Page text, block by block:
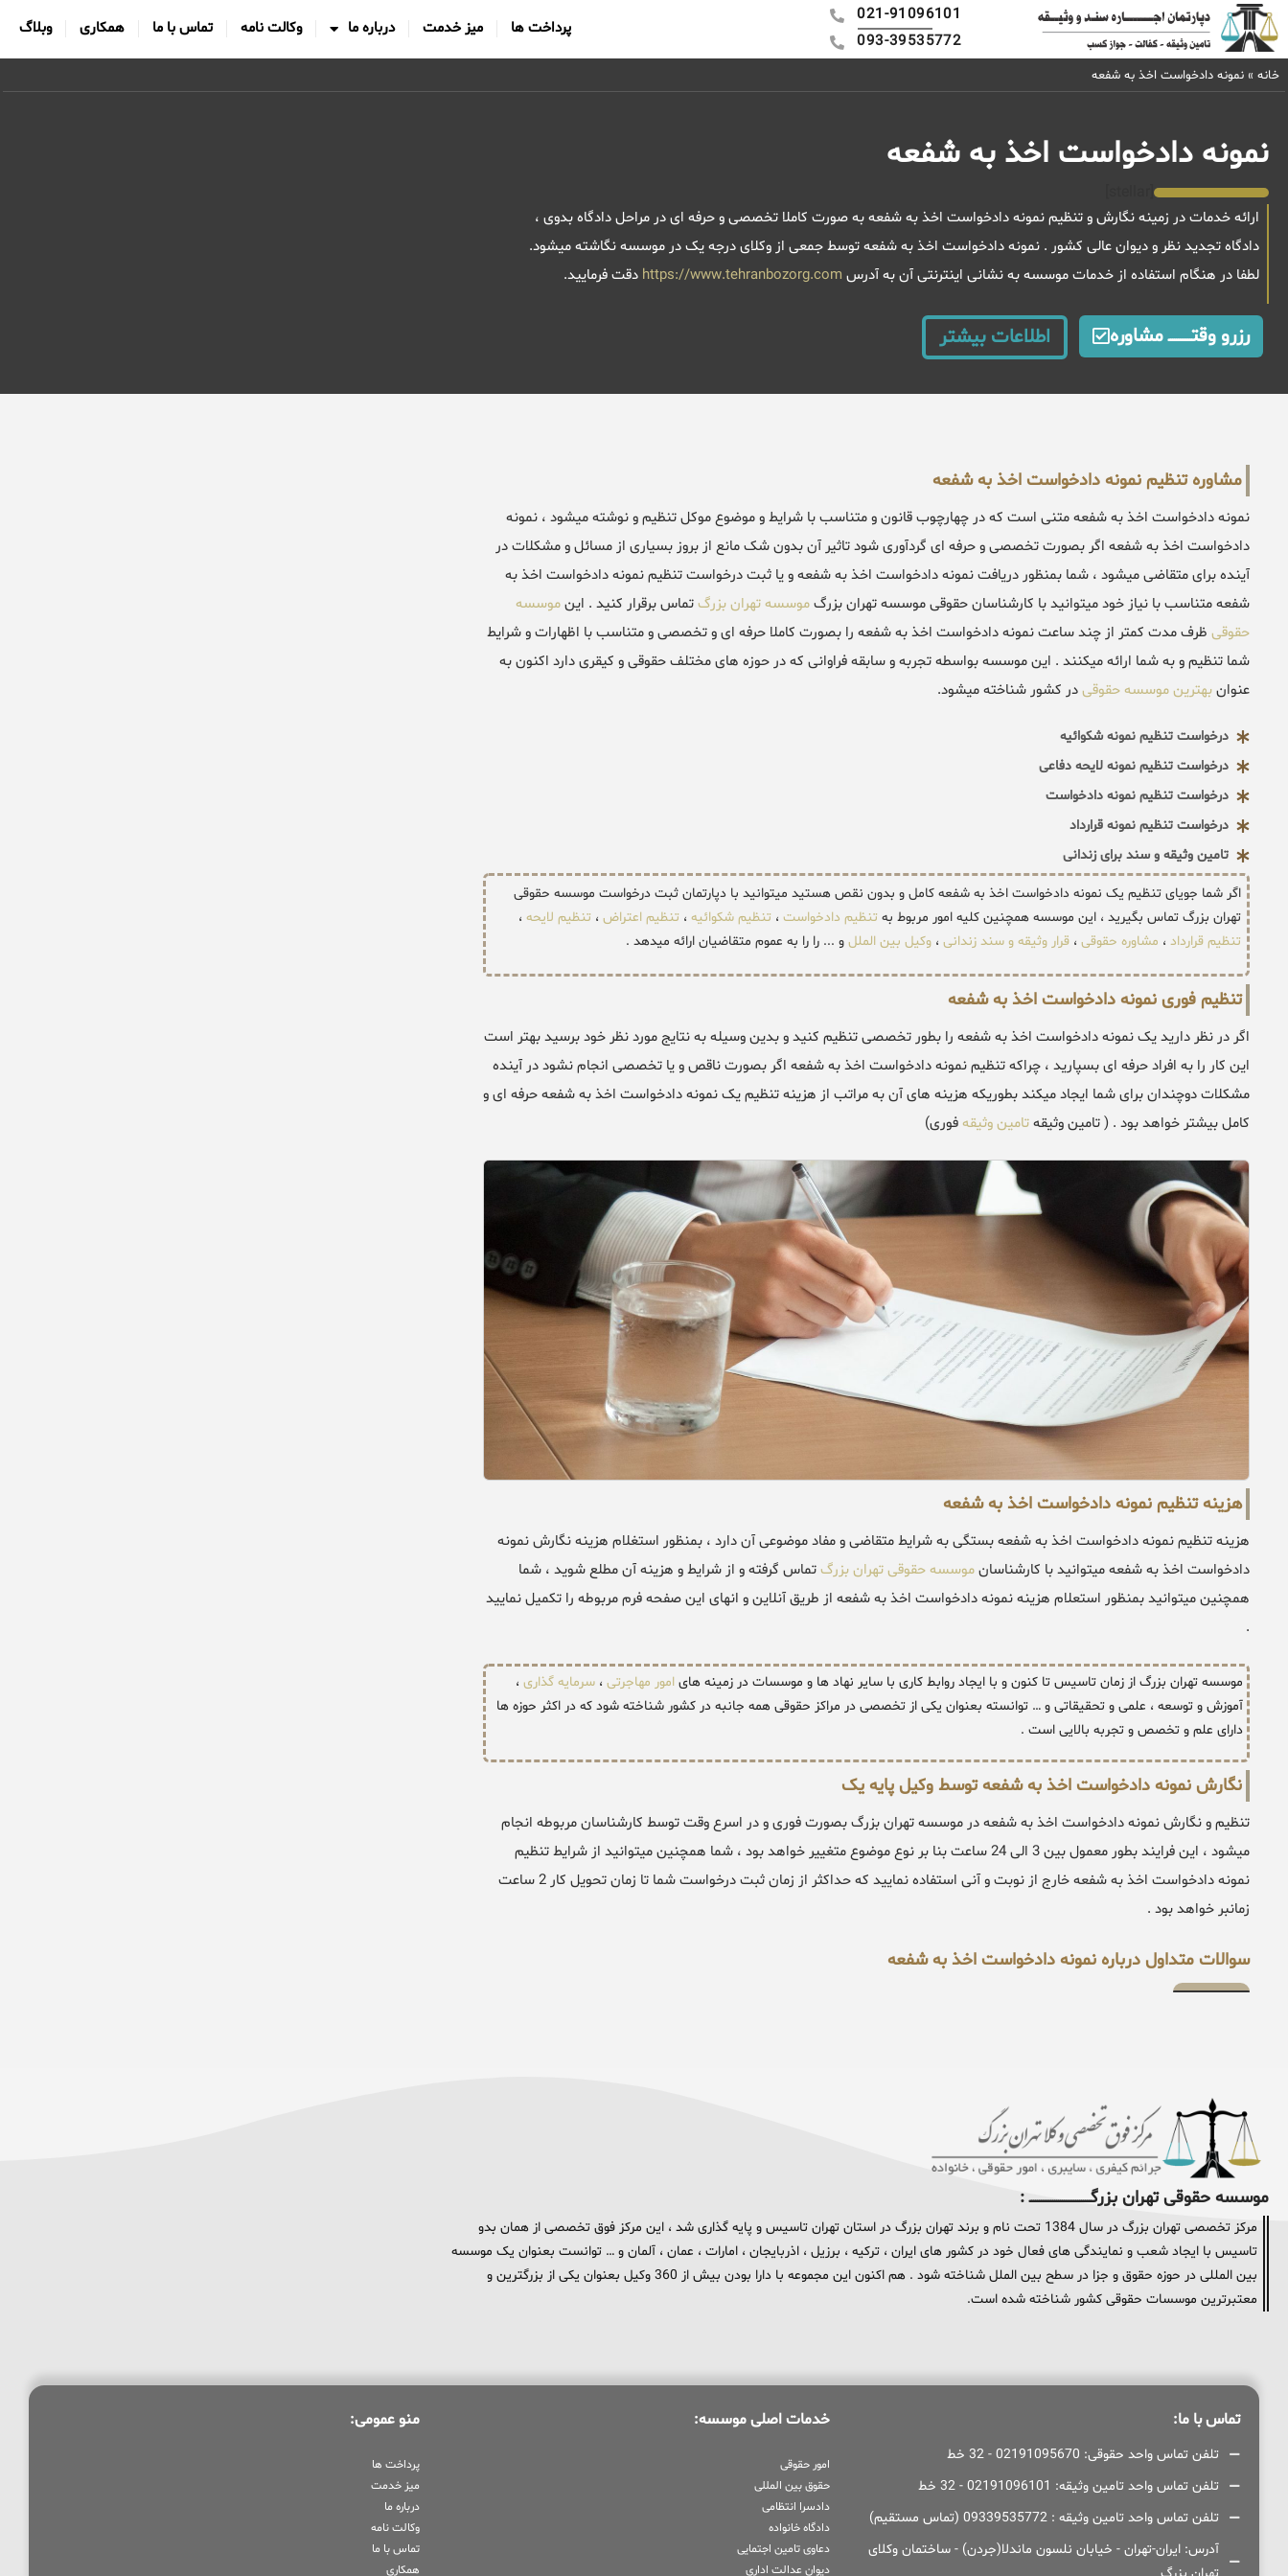
021-91096101
093-39535772
پرداخت ها میز خدمت درباره ما وکالت نامه تماس با ما همکاری وبلاگ
خانه » نمونه دادخواست اخذ به شفعه
نمونه دادخواست اخذ به شفعه
ارائه خدمات در زمینه نگارش و تنظیم نمونه دادخواست اخذ به شفعه به صورت کاملا تخصصی و حرفه ای در مراحل دادگاه بدوی ،
دادگاه تجدید نظر و دیوان عالی کشور . نمونه دادخواست اخذ به شفعه توسط جمعی از وکلای درجه یک در موسسه نگاشته میشود.
لطفا در هنگام استفاده از خدمات موسسه به نشانی اینترنتی آن به آدرس https://www.tehranbozorg.com دقت فرمایید.
رزرو وقتــــــــــــ مشاوره اطلاعات بیشتر
مشاوره تنظیم نمونه دادخواست اخذ به شفعه
نمونه دادخواست اخذ به شفعه متنی است که در چهارچوب قانون و متناسب با شرایط و موضوع موکل تنظیم و نوشته میشود ، نمونه
دادخواست اخذ به شفعه اگر بصورت تخصصی و حرفه ای گردآوری شود تاثیر آن بدون شک مانع از بروز بسیاری از مسائل و مشکلات در
آینده برای متقاضی میشود ، شما بمنظور دریافت نمونه دادخواست اخذ به شفعه و یا ثبت درخواست تنظیم نمونه دادخواست اخذ به
شفعه متناسب با نیاز خود میتوانید با کارشناسان حقوقی موسسه تهران بزرگموسسه تهران بزرگتماس برقرار کنید . اینموسسه
حقوقی ظرف مدت کمتر از چند ساعت نمونه دادخواست اخذ به شفعه را بصورت کاملا حرفه ای و تخصصی و متناسب با اظهارات و شرایط
شما تنظیم و به شما ارائه میکنند . این موسسه بواسطه تجربه و سابقه فراوانی که در حوزه های مختلف حقوقی و کیقری دارد اکنون به
عنوانبهترین موسسه حقوقیدر کشور شناخته میشود.
درخواست تنظیم نمونه شکوائیه
درخواست تنظیم نمونه لایحه دفاعی
درخواست تنظیم نمونه دادخواست
درخواست تنظیم نمونه قرارداد
تامین وثیقه و سند برای زندانی
اگر شما جویای تنظیم یک نمونه دادخواست اخذ به شفعه کامل و بدون نقص هستید میتوانید با دپارتمان ثبت درخواست موسسه حقوقی
تهران بزرگ تماس بگیرید ، این موسسه همچنین کلیه امور مربوط به تنظیم دادخواست ، تنظیم شکوائیه ، تنظیم اعتراض ، تنظیم لایحه ،
تنظیم قرارداد ، مشاوره حقوقی ، قرار وثیقه و سند زندانی ، وکیل بین الملل و ... را را به عموم متقاضیان ارائه میدهد .
تنظیم فوری نمونه دادخواست اخذ به شفعه
اگر در نظر دارید یک نمونه دادخواست اخذ به شفعه را بطور تخصصی تنظیم کنید و بدین وسیله به نتایج مورد نظر خود برسید بهتر است
این کار را به افراد حرفه ای بسپارید ، چراکه تنظیم نمونه دادخواست اخذ به شفعه اگر بصورت ناقص و یا تخصصی انجام نشود در آینده
مشکلات دوچندان برای شما ایجاد میکند بطوریکه هزینه های آن به مراتب از هزینه تنظیم یک نمونه دادخواست اخذ به شفعه حرفه ای و
کامل بیشتر خواهد بود . ( تامین وثیقهتامین وثیقهفوری)
هزینه تنظیم نمونه دادخواست اخذ به شفعه
هزینه تنظیم نمونه دادخواست اخذ به شفعه بستگی به شرایط متقاضی و مفاد موضوعی آن دارد ، بمنظور استغلام هزینه نگارش نمونه
دادخواست اخذ به شفعه میتوانید با کارشناسانموسسه حقوقی تهران بزرگتماس گرفته و از شرایط و هزینه آن مطلع شوید ، شما
همچنین میتوانید بمنظور استعلام هزینه نمونه دادخواست اخذ به شفعه از طریق آنلاین و انهای این صفحه فرم مربوطه را تکمیل نمایید
.
موسسه تهران بزرگ از زمان تاسیس تا کنون و با ایجاد روابط کاری با سایر نهاد ها و موسسات در زمینه های امور مهاجرتی ، سرمایه گذاری ،
آموزش و توسعه ، علمی و تحقیقاتی و … توانسته بعنوان یکی از تخصصی در مراکز حقوقی همه جانبه در کشور شناخته شود که در اکثر حوزه ها
دارای علم و تخصص و تجربه بالایی است .
نگارش نمونه دادخواست اخذ به شفعه توسط وکیل پایه یک
تنظیم و نگارش نمونه دادخواست اخذ به شفعه در موسسه تهران بزرگ بصورت فوری و در اسرع وقت توسط کارشناسان مربوطه انجام
میشود ، این فرایند بطور معمول بین 3 الی 24 ساعت بنا بر نوع موضوع متغییر خواهد بود ، شما همچنین میتوانید از شرایط تنظیم
نمونه دادخواست اخذ به شفعه خارج از نوبت و آنی استفاده نمایید که حداکثر از زمان ثبت درخواست شما تا زمان تحویل کار 2 ساعت
زمانبر خواهد بود .
سوالات متداول درباره نمونه دادخواست اخذ به شفعه
موسسه حقوقی تهران بزرگــــــــــــــــــــــــــــــــ :
مرکز تخصصی تهران بزرگ در سال 1384 تحت نام و برند تهران بزرگ در استان تهران تاسیس و پایه گذاری شد ، این مرکز فوق تخصصی از همان بدو
تاسیس با ایجاد شعب و نمایندگی های فعال خود در کشور های ایران ، ترکیه ، برزیل ، اذربایجان ، امارات ، عمان ، آلمان و … توانست بعنوان یک موسسه
بین المللی در حوزه حقوق و جزا در سطح بین الملل شناخته شود . هم اکنون این مجموعه با دارا بودن بیش از 360 وکیل بعنوان یکی از بزرگترین و
معتبرترین موسسات حقوقی کشور شناخته شده است.
تماس با ما:
تلفن تماس واحد حقوقی: 02191095670 - 32 خط
تلفن تماس واحد تامین وثیقه: 02191096101 - 32 خط
تلفن تماس واحد تامین وثیقه : 09339535772 (تماس مستقیم)
آدرس: ایران-تهران - خیابان نلسون ماندلا(جردن) - ساختمان وکلای
خدمات اصلی موسسه:
امور حقوقی
حقوق بین المللی
دادسرا انتظامی
دادگاه خانواده
دعاوی تامین اجتمایی
دیوان عدالت اداری
منو عمومی:
پرداخت ها
میز خدمت
درباره ما
وکالت نامه
تماس با ما
همکاری